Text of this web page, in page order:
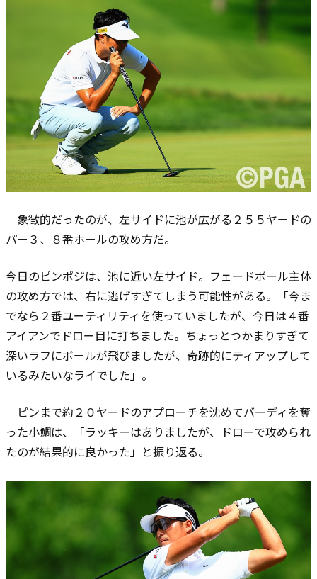
象徴的だったのが、左サイドに池が広がる２５５ヤードの
パー３、８番ホールの攻め方だ。
今日のピンポジは、池に近い左サイド。フェードボール主体
の攻め方では、右に逃げすぎてしまう可能性がある。「今ま
でなら２番ユーティリティを使っていましたが、今日は４番
アイアンでドロー目に打ちました。ちょっとつかまりすぎて
深いラフにボールが飛びましたが、奇跡的にティアップして
いるみたいなライでした」。
ピンまで約２０ヤードのアプローチを沈めてバーディを奪
った小鯛は、「ラッキーはありましたが、ドローで攻められ
たのが結果的に良かった」と振り返る。